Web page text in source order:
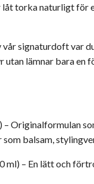
låt torka naturligt för
vår signaturdoft var
utan lämnar bara
Originalformulan
balsam,
– En lätt och